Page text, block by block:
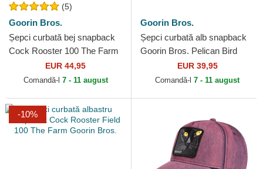
(5)
Goorin Bros.
Șepci curbată bej snapback
Cock Rooster 100 The Farm
All Over Canvas The Farm
Goorin Bros.
EUR 44,95
Comandă-l 7 - 11 august
Goorin Bros.
Șepci curbată alb snapback
Goorin Bros. Pelican Bird
Escape Not Into Yoga Great
Escape The Farm...
EUR 39,95
Comandă-l 7 - 11 august
-10%